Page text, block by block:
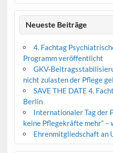
Neueste Beiträge
4. Fachtag
Programm veröffentlicht
GKV-
nicht zulasten der Pflege
SAVE THE DATE 4.
Berlin
Internationaler Tag der
keine Pflegekräfte mehr“
Ehrenmitgliedschaft an